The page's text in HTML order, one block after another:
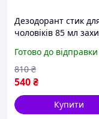
Дезодорант стик
чоловіків 85 мл
слідів на одязі FLAME
Готово до відправки
540₴
810 ₴
Купити